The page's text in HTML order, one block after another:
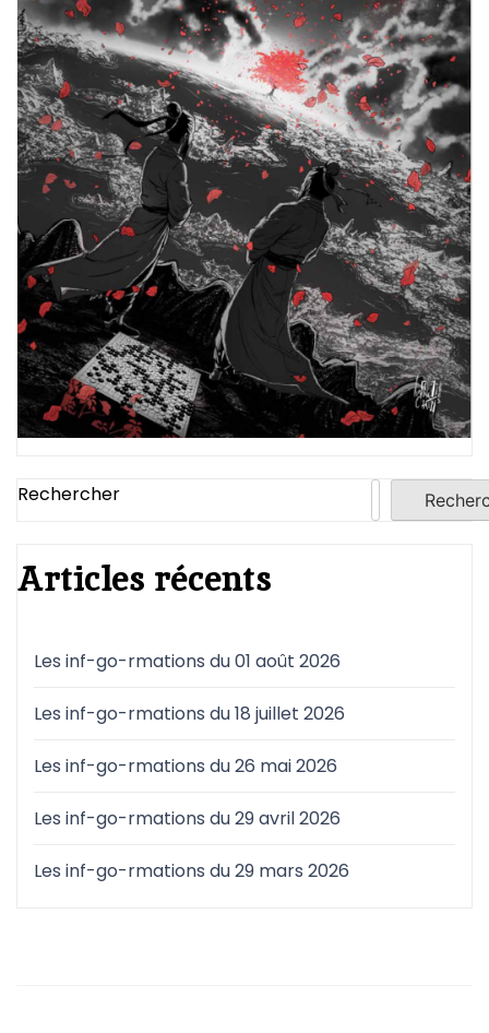
Rechercher
Articles récents
Les inf-go-rmations du 01 août 2026
Les inf-go-rmations du 18 juillet 2026
Les inf-go-rmations du 26 mai 2026
Les inf-go-rmations du 29 avril 2026
Les inf-go-rmations du 29 mars 2026